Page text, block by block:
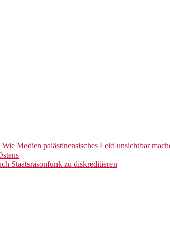
Medien palästinensisches Leid unsichtbar
Staatsräsonfunk zu diskreditieren